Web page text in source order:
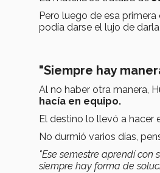
Pero luego de esa
podía darse el lujo de
"Siempre hay
Al no haber otra manera,
hacía en equipo.
El destino lo llevó a hacer
No durmió varios días,
"Ese semestre aprendí con
siempre hay forma de